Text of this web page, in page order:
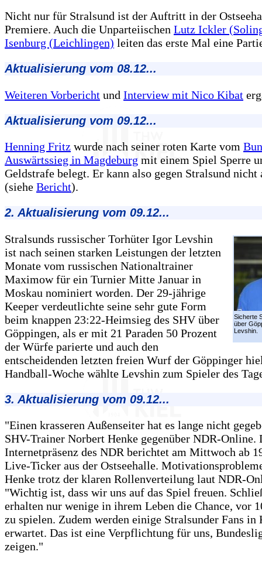
Nicht nur für Stralsund ist der Auftritt in der
Premiere. Auch die Unparteiischen Lutz Ickler
Isenburg (Leichlingen) leiten das erste Mal eine
Aktualisierung vom 08.12...
Weiteren Vorbericht und Interview mit Nico Kibat
Aktualisierung vom 09.12...
Henning Fritz wurde nach seiner roten Karte vom
Auswärtssieg in Magdeburg mit einem Spiel Sperre
Geldstrafe belegt. Er kann also gegen Stralsund nicht
(siehe Bericht).
2. Aktualisierung vom 09.12...
Sicherte
über
Levshin.
Stralsunds russischer Torhüter Igor Levshin
ist nach seinen starken Leistungen der letzten
Monate vom russischen Nationaltrainer
Maximow für ein Turnier Mitte Januar in
Moskau nominiert worden. Der 29-jährige
Keeper verdeutlichte seine sehr gute Form
beim knappen 23:22-Heimsieg des SHV über
Göppingen, als er mit 21 Paraden 50 Prozent
der Würfe parierte und auch den
entscheidenden letzten freien Wurf der Göppinger
Handball-Woche wählte Levshin zum Spieler des
3. Aktualisierung vom 09.12...
"Einen krasseren Außenseiter hat es lange nicht
SHV-Trainer Norbert Henke gegenüber NDR-Online.
Internetpräsenz des NDR berichtet am Mittwoch ab
Live-Ticker aus der Ostseehalle.
Henke trotz der klaren Rollenverteilung laut NDR-
"Wichtig ist, dass wir uns auf das Spiel freuen.
erhalten nur wenige in ihrem Leben die Chance, vor
zu spielen. Zudem werden einige Stralsunder Fans in
erwartet. Das ist eine Verpflichtung für uns,
zeigen."